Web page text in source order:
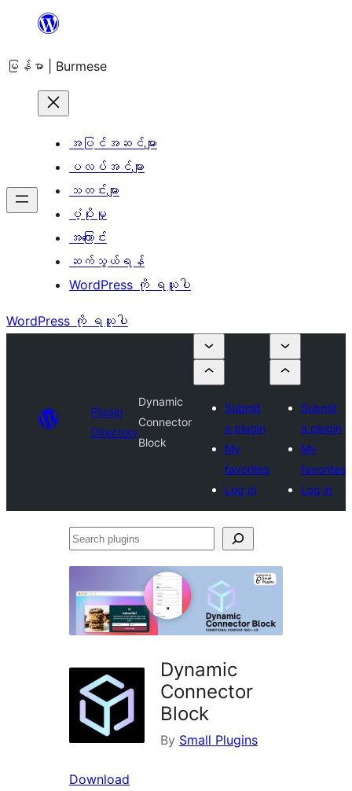
အကြောင်းအရာ
ကျော်သွား
မြန်မာ | Burmese
အပြင်အဆင်များ
ပလပ်အင်များ
သတင်းများ
ပံ့ပိုးမှု
အကြောင်း
ဆက်သွယ်ရန်
WordPress ကို ရယူပါ
WordPress ကို ရယူပါ
Plugin
Directory
Dynamic
Connector
Block
Submit
a plugin
My
favorites
Log in
Submit
a plugin
My
favorites
Log in
Search
Dynamic
Connector
Block
By Small Plugins
Download